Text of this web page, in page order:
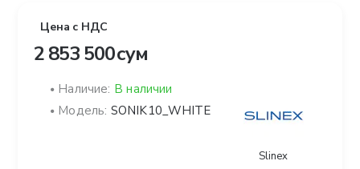
Цена с НДС
2 853 500 сум
Наличие: В наличии
Модель: SONIK10_WHITE
Slinex